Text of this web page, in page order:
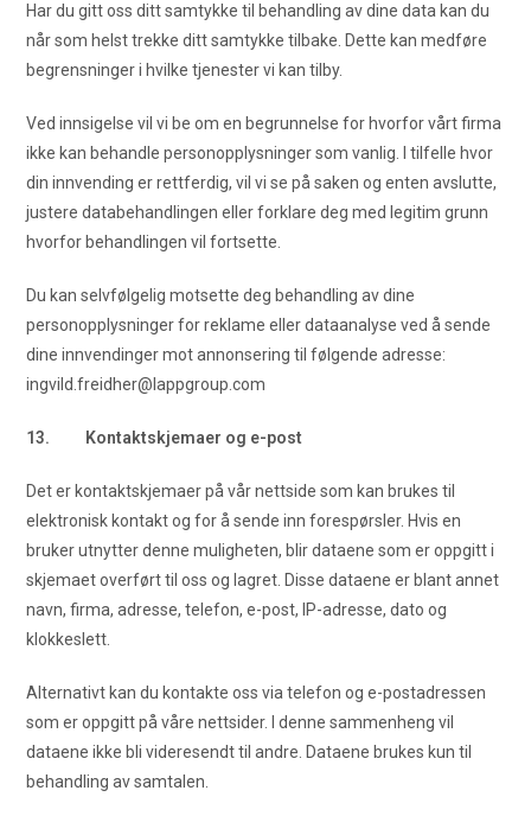
Har du gitt oss ditt samtykke til behandling av dine data kan du
når som helst trekke ditt samtykke tilbake. Dette kan medføre
begrensninger i hvilke tjenester vi kan tilby.
Ved innsigelse vil vi be om en begrunnelse for hvorfor vårt firma
ikke kan behandle personopplysninger som vanlig. I tilfelle hvor
din innvending er rettferdig, vil vi se på saken og enten avslutte,
justere databehandlingen eller forklare deg med legitim grunn
hvorfor behandlingen vil fortsette.
Du kan selvfølgelig motsette deg behandling av dine
personopplysninger for reklame eller dataanalyse ved å sende
dine innvendinger mot annonsering til følgende adresse:
ingvild.freidher@lappgroup.com
13. Kontaktskjemaer og e-post
Det er kontaktskjemaer på vår nettside som kan brukes til
elektronisk kontakt og for å sende inn forespørsler. Hvis en
bruker utnytter denne muligheten, blir dataene som er oppgitt i
skjemaet overført til oss og lagret. Disse dataene er blant annet
navn, firma, adresse, telefon, e-post, IP-adresse, dato og
klokkeslett.
Alternativt kan du kontakte oss via telefon og e-postadressen
som er oppgitt på våre nettsider. I denne sammenheng vil
dataene ikke bli videresendt til andre. Dataene brukes kun til
behandling av samtalen.